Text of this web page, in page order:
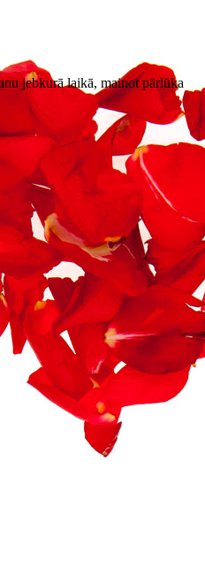
jebkurā laikā, mainot pārlūka